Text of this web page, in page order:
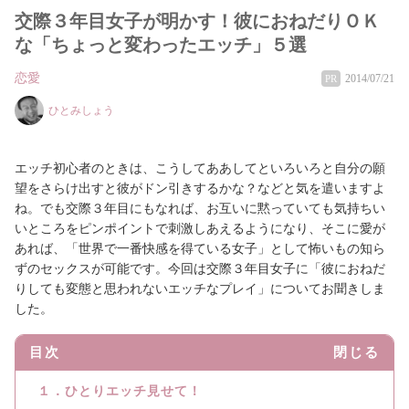
交際３年目女子が明かす！彼におねだりＯＫ
な「ちょっと変わったエッチ」５選
恋愛 PR 2014/07/21
ひとみしょう
エッチ初心者のときは、こうしてああしてといろいろと自分の願
望をさらけ出すと彼がドン引きするかな？などと気を遣いますよ
ね。でも交際３年目にもなれば、お互いに黙っていても気持ちい
いところをピンポイントで刺激しあえるようになり、そこに愛が
あれば、「世界で一番快感を得ている女子」として怖いもの知ら
ずのセックスが可能です。今回は交際３年目女子に「彼におねだ
りしても変態と思われないエッチなプレイ」についてお聞きしま
した。
目次 閉じる
１．ひとりエッチ見せて！